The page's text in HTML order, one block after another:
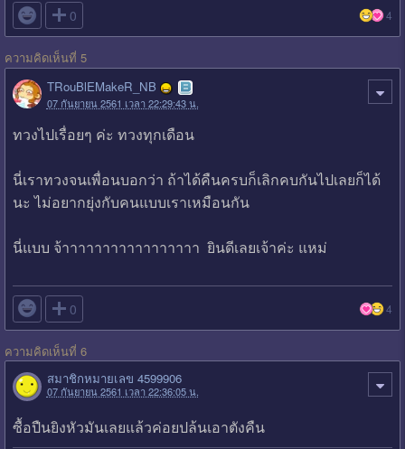
 0 4
ความคิดเห็นที่ 5
TRouBlEMakeR_NB
07 กันยายน 2561 เวลา 22:29:43 น.
ทวงไปเรื่อยๆ ค่ะ ทวงทุกเดือน
นี่เราทวงจนเพื่อนบอกว่า ถ้าได้คืนครบก็เลิกคบกันไปเลยก็ได้
นะ ไม่อยากยุ่งกับคนแบบเราเหมือนกัน
นี่แบบ จ้าาาาาาาาาาาาาาาาา ยินดีเลยเจ้าค่ะ แหม่
 0 4
ความคิดเห็นที่ 6
สมาชิกหมายเลข 4599906
07 กันยายน 2561 เวลา 22:36:05 น.
ซื้อปืนยิงหัวมันเลยแล้วค่อยปล้นเอาตังคืน